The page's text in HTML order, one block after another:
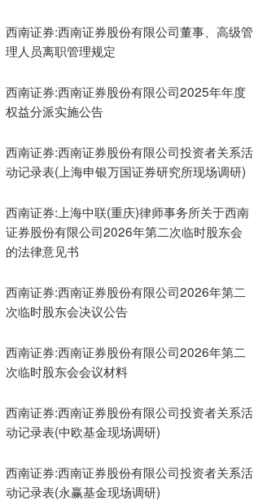
西南证券:西南证券股份有限公司董事、高级管
理人员离职管理规定
西南证券:西南证券股份有限公司2025年年度
权益分派实施公告
西南证券:西南证券股份有限公司投资者关系活
动记录表(上海申银万国证券研究所现场调研)
西南证券:上海中联(重庆)律师事务所关于西南
证券股份有限公司2026年第二次临时股东会
的法律意见书
西南证券:西南证券股份有限公司2026年第二
次临时股东会决议公告
西南证券:西南证券股份有限公司2026年第二
次临时股东会会议材料
西南证券:西南证券股份有限公司投资者关系活
动记录表(中欧基金现场调研)
西南证券:西南证券股份有限公司投资者关系活
动记录表(永赢基金现场调研)